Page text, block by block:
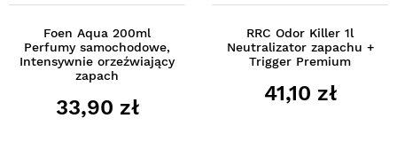
Foen Aqua 200ml
Perfumy samochodowe,
Intensywnie orzeźwiający
zapach
33,90 zł
RRC Odor Killer 1l
Neutralizator zapachu +
Trigger Premium
41,10 zł